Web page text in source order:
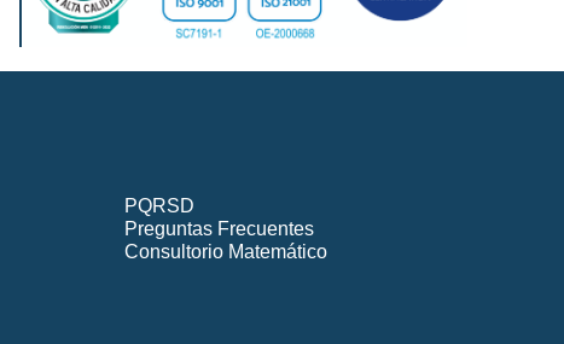
PQRSD
Preguntas Frecuentes
Consultorio Matemático